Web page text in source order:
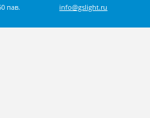
info@gslight.ru
пав.